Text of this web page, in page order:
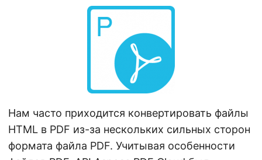
Нам часто приходится конвертировать файлы
HTML в PDF из-за нескольких сильных сторон
формата файла PDF. Учитывая особенности